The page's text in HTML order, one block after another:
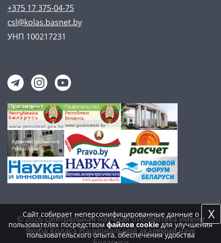
+375 17 375-04-75
csl@kolas.basnet.by
УНП 100217231
© 2026 Центральная научная библиотека имени
Якуба Коласа Национальной академии наук
Сайт собирает неперсонифицированные данные о
пользователях посредствомфайлов cookieдля улучшения
пользовательского опыта, обеспечения удобства
X